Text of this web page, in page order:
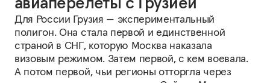
Для России Грузия — экспериментальный
полигон. Она стала первой и единственной
страной в СНГ, которую Москва наказала
визовым режимом. Затем первой, с кем воевала.
А потом первой, чьи регионы отторгла через